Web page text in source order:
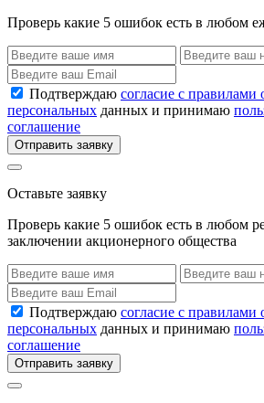
Проверь какие 5 ошибок есть в любом
Подтверждаю согласие с правилами
персональных данных и принимаю
соглашение
Отправить заявку
Оставьте заявку
Проверь какие 5 ошибок есть в любом
заключении акционерного общества
Подтверждаю согласие с правилами
персональных данных и принимаю
соглашение
Отправить заявку